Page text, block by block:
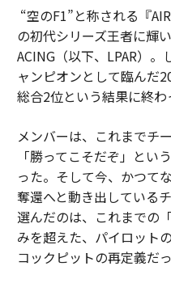
“空のF1”と称される『
の初代シリーズ王者に輝
ACING（以下、LPAR）
ャンピオンとして臨んだ
総合2位という結果に終わ
メンバーは、これまでチ
「勝ってこそだぞ」とい
った。そして今、かつて
奪還へと動き出している
選んだのは、これまでの
みを超えた、パイロット
コックピットの再定義だっ